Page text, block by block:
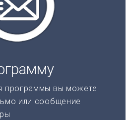
программы вы можете
или сообщение